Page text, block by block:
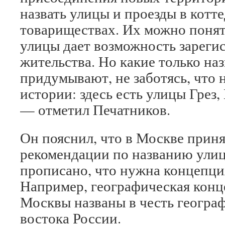
назвать улицы и проезды в
товариществах. Их можно
улицы дает возможность
жительства. Но какие только
придумывают, не заботясь, что
истории: здесь есть улицы
— отметил Печатников.
Он пояснил, что в Москве
рекомендации по названию
прописано, что нужна
Например, географическая
Москвы названы в честь
востока России.